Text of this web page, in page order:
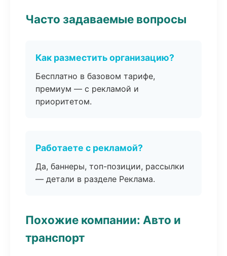
Часто задаваемые вопросы
Как разместить организацию?
Бесплатно в базовом тарифе,
премиум — с рекламой и
приоритетом.
Работаете с рекламой?
Да, баннеры, топ-позиции, рассылки
— детали в разделе Реклама.
Похожие компании: Авто и
транспорт